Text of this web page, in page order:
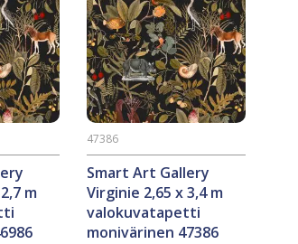
m
Smart Art Gallery
Virginie 2,65 x 3,4 m
valokuvatapetti
monivärinen 47386
47386